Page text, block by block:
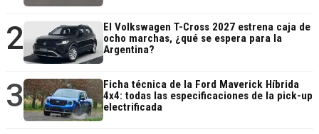
2
El Volkswagen T-Cross 2027 estrena caja de
ocho marchas, ¿qué se espera para la
Argentina?
3
Ficha técnica de la Ford Maverick Híbrida
4x4: todas las especificaciones de la pick-up
electrificada